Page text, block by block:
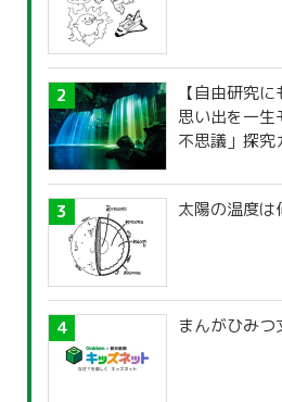
【自由研究
思い出を一生
不思議」探究
太陽の温度は
まんがひみつ